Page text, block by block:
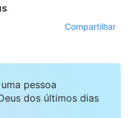
Compartilhar
pessoa
dos últimos dias